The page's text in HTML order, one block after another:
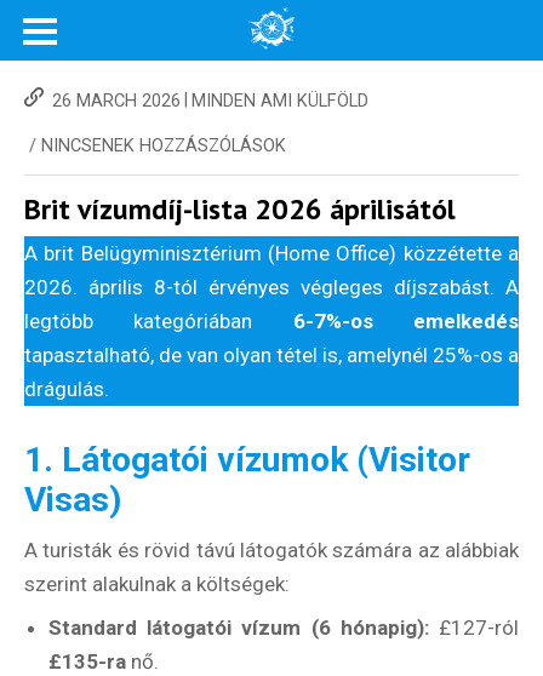
26 MARCH 2026 MINDEN AMI KÜLFÖLD
/ NINCSENEK HOZZÁSZÓLÁSOK
Brit vízumdíj-lista 2026 áprilisától
A brit Belügyminisztérium (Home Office) közzétette a
2026. április 8-tól érvényes végleges díjszabást. A
legtöbb kategóriában 6-7%-os emelkedés
tapasztalható, de van olyan tétel is, amelynél 25%-os a
drágulás.
1. Látogatói vízumok (Visitor
Visas)
A turisták és rövid távú látogatók számára az alábbiak
szerint alakulnak a költségek:
Standard látogatói vízum (6 hónapig):£127-ról
£135-ra nő.